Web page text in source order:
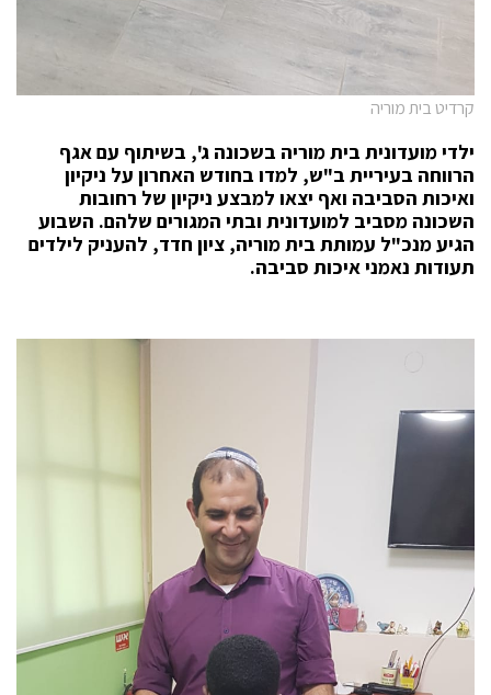
קרדיט בית מוריה
ילדי מועדונית בית מוריה בשכונה ג', בשיתוף עם אגף
הרווחה בעיריית ב"ש, למדו בחודש האחרון על ניקיון
ואיכות הסביבה ואף יצאו למבצע ניקיון של רחובות
השכונה מסביב למועדונית ובתי המגורים שלהם. השבוע
הגיע מנכ"ל עמותת בית מוריה, ציון חדד, להעניק לילדים
תעודות נאמני איכות סביבה.